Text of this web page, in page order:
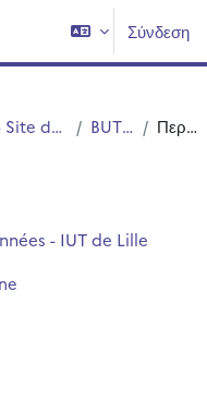
Σύνδεση
IUT - Site de Roubaix BUT STID Περίληψη
- IUT de Lille